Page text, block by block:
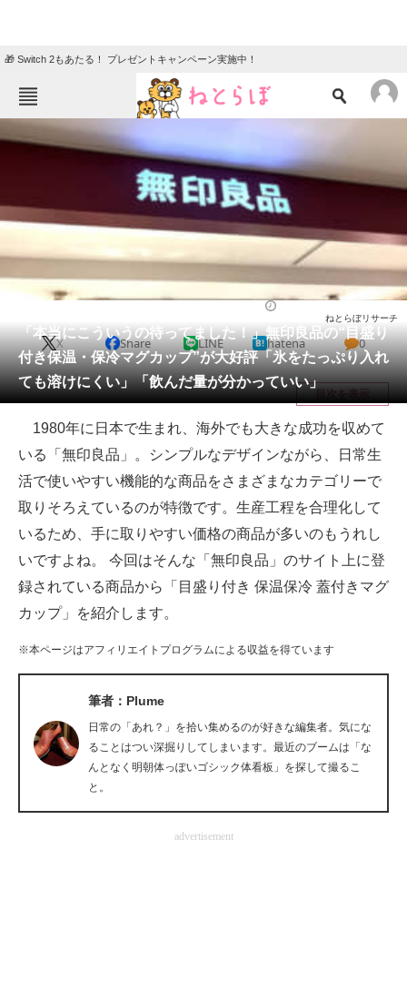
🎁 Switch 2もあたる！ プレゼントキャンペーン実施中！
ねとらぼメニュー
ニュース
クイズ
グルメ 地域
住まい
動物
会員記事
メディア
注目記事を集めた総合ページ
ITの今と未来を見通す
スマホと通信の最新トレンド
進化するPCとデバイスの未来
好きが集まる 比べて選べる
ビジネスと働き方のヒント
経営リーダーのコミュニティ
マーケ×ITの今がよく分かる
企業向けIT製品の総合サイト
「本当にこういうの待ってました！」無印良品の“目盛り
付き保温・保冷マグカップ”が大好評「氷をたっぷり入れ
ても溶けにくい」「飲んだ量が分かっていい」
ねとらぼリサーチ
X Share LINE hatena 0
目次を表示
1980年に日本で生まれ、海外でも大きな成功を収めて
いる「無印良品」。シンプルなデザインながら、日常生
活で使いやすい機能的な商品をさまざまなカテゴリーで
取りそろえているのが特徴です。生産工程を合理化して
いるため、手に取りやすい価格の商品が多いのもうれし
いですよね。 今回はそんな「無印良品」のサイト上に登
録されている商品から「目盛り付き 保温保冷 蓋付きマグ
カップ」を紹介します。
※本ページはアフィリエイトプログラムによる収益を得ています
筆者：Plume
日常の「あれ？」を拾い集めるのが好きな編集者。気にな
ることはつい深掘りしてしまいます。最近のブームは「な
んとなく明朝体っぽいゴシック体看板」を探して撮るこ
と。
advertisement